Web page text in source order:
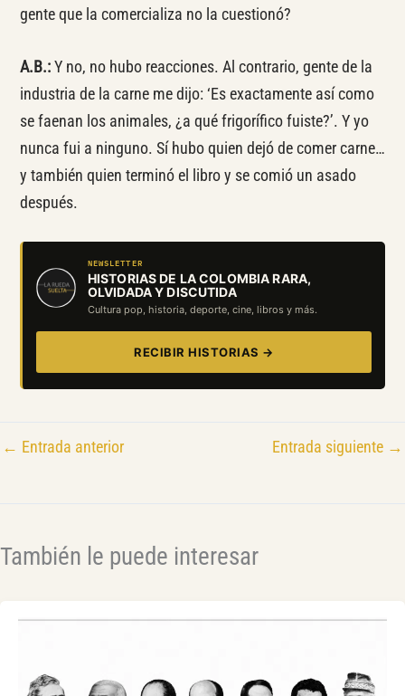
gente que la comercializa no la cuestionó?
A.B.:Y no, no hubo reacciones. Al contrario, gente de la
industria de la carne me dijo: ‘Es exactamente así como
se faenan los animales, ¿a qué frigorífico fuiste?’. Y yo
nunca fui a ninguno. Sí hubo quien dejó de comer carne…
y también quien terminó el libro y se comió un asado
después.
NEWSLETTER
HISTORIAS DE LA COLOMBIA RARA,
OLVIDADA Y DISCUTIDA
Cultura pop, historia, deporte, cine, libros y más.
RECIBIR HISTORIAS →
← Entrada anterior Entrada siguiente →
También le puede interesar